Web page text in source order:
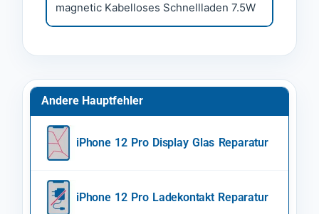
magnetic Kabelloses Schnellladen 7.5W
Andere Hauptfehler
iPhone 12 Pro Display Glas Reparatur
iPhone 12 Pro Ladekontakt Reparatur